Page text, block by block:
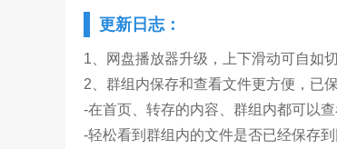
更新日志：
1、网盘播放器升级，上下滑动可自如
2、群组内保存和查看文件更方便，已
-在首页、转存的内容、群组内都可以
-轻松看到群组内的文件是否已经保存